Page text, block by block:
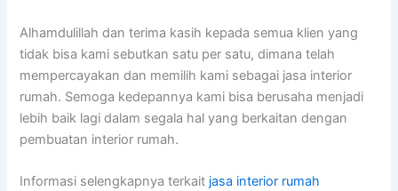
Alhamdulillah dan terima kasih kepada semua klien yang
tidak bisa kami sebutkan satu per satu, dimana telah
mempercayakan dan memilih kami sebagai jasa interior
rumah. Semoga kedepannya kami bisa berusaha menjadi
lebih baik lagi dalam segala hal yang berkaitan dengan
pembuatan interior rumah.
Informasi selengkapnya terkait jasa interior rumah